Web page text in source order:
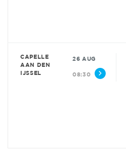
CAPELLE
AAN DEN
IJSSEL
26 AUG
08:30